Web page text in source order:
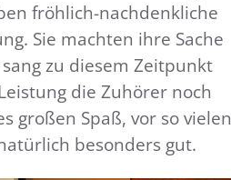
fröhlich-nachdenkliche
Sie machten ihre Sache
zu diesem Zeitpunkt
die Zuhörer noch
großen Spaß, vor so vielen
besonders gut.